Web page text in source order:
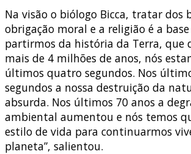
Na visão o biólogo Bicca, tratar dos
obrigação moral e a religião é a base
partirmos da história da Terra, que
mais de 4 milhões de anos, nós
últimos quatro segundos. Nos
segundos a nossa destruição da
absurda. Nos últimos 70 anos a
ambiental aumentou e nós temos
estilo de vida para continuarmos
planeta”, salientou.